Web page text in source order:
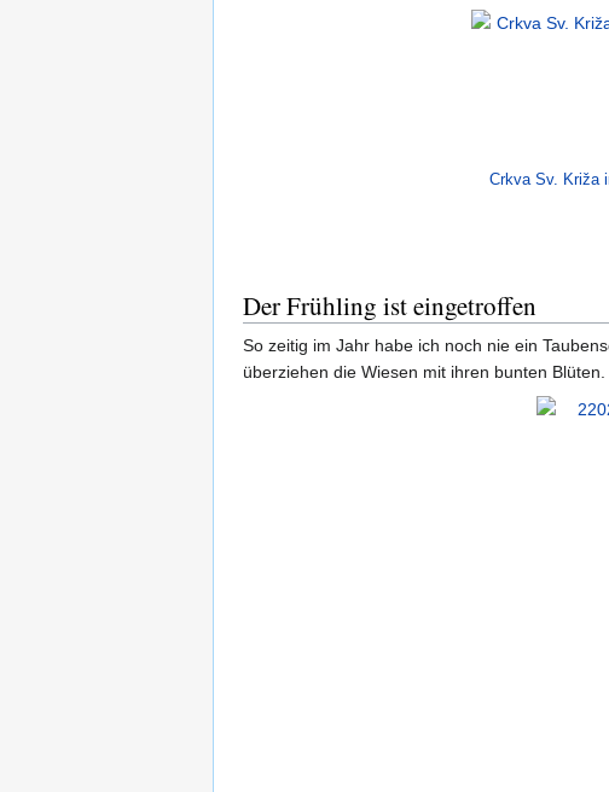
Crkva Sv. Križa
Der Frühling ist eingetroffen
So zeitig im Jahr habe ich noch nie ein
überziehen die Wiesen mit ihren bunten Blüten.